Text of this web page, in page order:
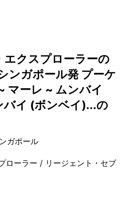
エクスプローラーの
ンガポール発 プーケ
マーレ ~ ムンバイ
イ (ボンベイ)...の
ガポール
ローラー / リージェント・セブ